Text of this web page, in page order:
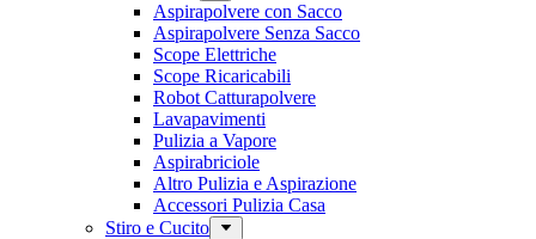
Aspirapolvere con Sacco
Aspirapolvere Senza Sacco
Scope Elettriche
Scope Ricaricabili
Robot Catturapolvere
Lavapavimenti
Pulizia a Vapore
Aspirabriciole
Altro Pulizia e Aspirazione
Accessori Pulizia Casa
Stiro e Cucito